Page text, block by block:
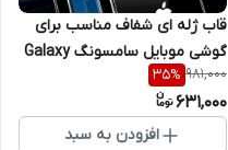
قاب ژله ای شفاف مناسب برای
گوشی موبایل سامسونگ Galaxy
A73
981,000
35%
631,000
افزودن به سبد